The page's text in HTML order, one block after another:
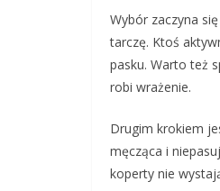
Wybór zaczyna
tarczę. Ktoś
pasku. Warto też
robi wrażenie.
Drugim krokiem
męcząca i
koperty nie